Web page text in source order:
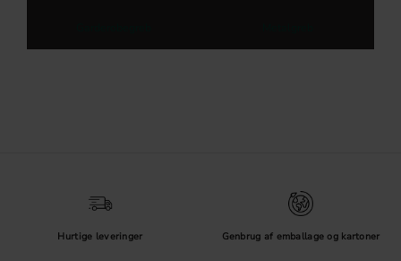
Hurtige leveringer Genbrug af emballage og kartoner